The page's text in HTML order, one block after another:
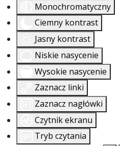
Monochromatyczny
Ciemny kontrast
Jasny kontrast
Niskie nasycenie
Wysokie nasycenie
Zaznacz linki
Zaznacz nagłówki
Czytnik ekranu
Tryb czytania